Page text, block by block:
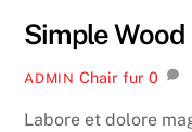
Simple Wood
ADMIN Chair fur 0
Labore et dolore